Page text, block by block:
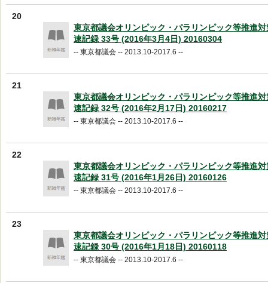
20
東京都議会オリンピック・パラリンピック等推進
速記録 33号 (2016年3月4日) 20160304
-- 東京都議会 -- 2013.10-2017.6 --
21
東京都議会オリンピック・パラリンピック等推進
速記録 32号 (2016年2月17日) 20160217
-- 東京都議会 -- 2013.10-2017.6 --
22
東京都議会オリンピック・パラリンピック等推進
速記録 31号 (2016年1月26日) 20160126
-- 東京都議会 -- 2013.10-2017.6 --
23
東京都議会オリンピック・パラリンピック等推進
速記録 30号 (2016年1月18日) 20160118
-- 東京都議会 -- 2013.10-2017.6 --